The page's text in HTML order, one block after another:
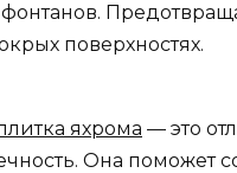
поверхностях.
яхрома — это
Она поможет